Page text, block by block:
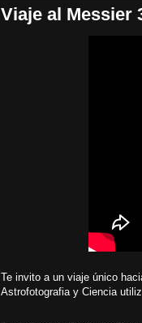
Viaje al Messier
Te invito a un viaje único
Astrofotografia y Ciencia